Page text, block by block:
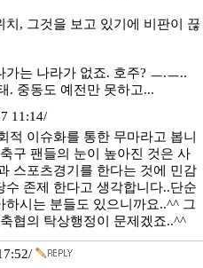
, 그것을 보고 있기에 비판이 끊
는 나라가 없죠. 호주? ㅡ.ㅡ..
. 중동도 예전만 못하고...
11:14/
적 이슈화를 통한 무마라고 봅니
구 팬들의 눈이 높아진 것은 사
스포츠경기를 한다는 것에 민감
존제 한다고 생각합니다..단순
시는 분들도 있으니까요..^^ 그
협의 탁상행정이 문제겠죠..^^